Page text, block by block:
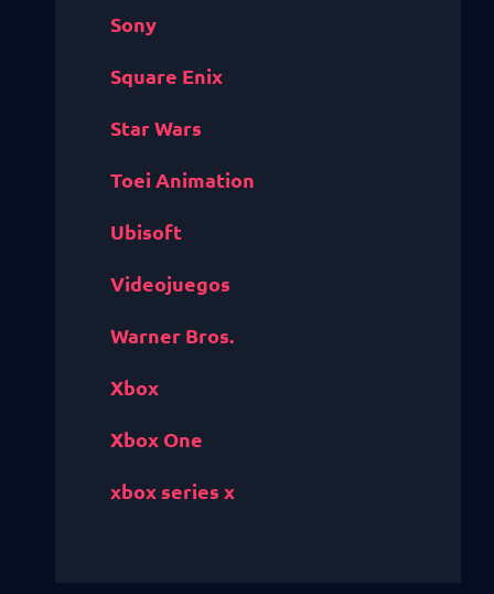
Sony
Square Enix
Star Wars
Toei Animation
Ubisoft
Videojuegos
Warner Bros.
Xbox
Xbox One
xbox series x